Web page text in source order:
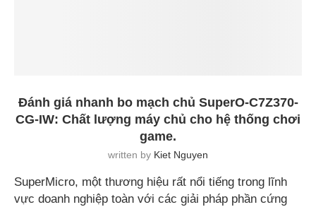
Đánh giá nhanh bo mạch chủ SuperO-C7Z370-
CG-IW: Chất lượng máy chủ cho hệ thống chơi
game.
written by Kiet Nguyen
SuperMicro, một thương hiệu rất nổi tiếng trong lĩnh
vực doanh nghiệp toàn với các giải pháp phần cứng